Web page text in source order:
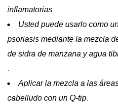
inflamatorias
Usted puede usarlo como
psoriasis mediante la mezcla
de sidra de manzana y agua
.
Aplicar la mezcla a las
cabelludo con un Q-tip.